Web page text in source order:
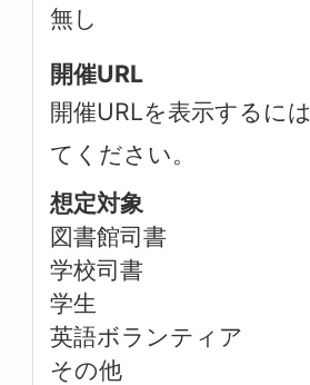
無し
開催URL
開催URLを表示するには
てください。
想定対象
図書館司書
学校司書
学生
英語ボランティア
その他